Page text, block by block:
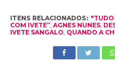
ITENS RELACIONADOS: "TUDO
COM IVETE”, AGNES NUNES,
IVETE SANGALO QUANDO A